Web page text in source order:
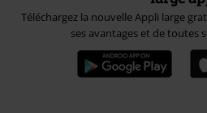
Téléchargez la nouvelle Appli large
ses avantages et de toutes